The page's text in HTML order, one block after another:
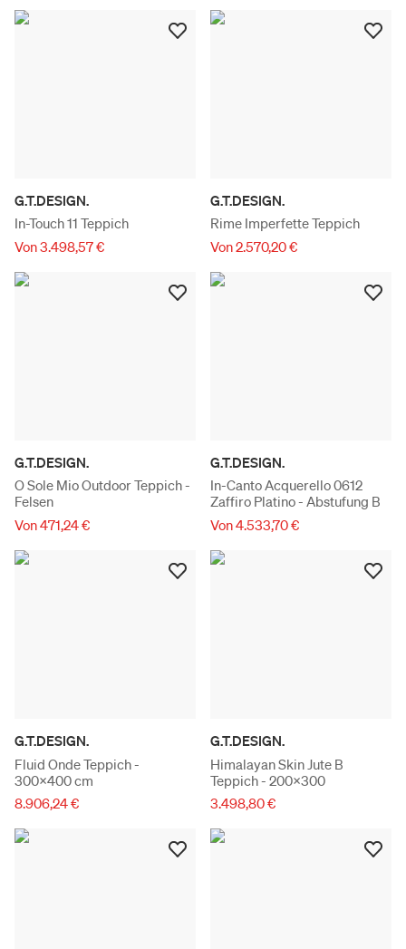
G.T.DESIGN.
In-Touch 11 Teppich
Von 3.498,57 €
G.T.DESIGN.
Rime Imperfette Teppich
Von 2.570,20 €
G.T.DESIGN.
O Sole Mio Outdoor Teppich -
Felsen
Von 471,24 €
G.T.DESIGN.
In-Canto Acquerello 0612
Zaffiro Platino - Abstufung B
Von 4.533,70 €
G.T.DESIGN.
Fluid Onde Teppich -
300x400 cm
8.906,24 €
G.T.DESIGN.
Himalayan Skin Jute B
Teppich - 200x300
3.498,80 €